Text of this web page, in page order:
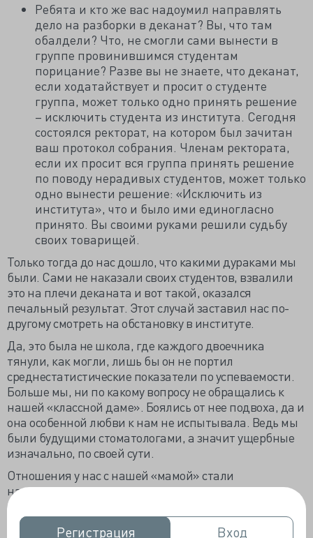
Регистрация
Регистрация Вход
Вход
Ребята и кто же вас надоумил направлять
дело на разборки в деканат? Вы, что там
обалдели? Что, не смогли сами вынести в
группе провинившимся студентам
порицание? Разве вы не знаете, что деканат,
если ходатайствует и просит о студенте
группа, может только одно принять решение
– исключить студента из института. Сегодня
состоялся ректорат, на котором был зачитан
ваш протокол собрания. Членам ректората,
если их просит вся группа принять решение
по поводу нерадивых студентов, может только
одно вынести решение: «Исключить из
института», что и было ими единогласно
принято. Вы своими руками решили судьбу
своих товарищей.
Только тогда до нас дошло, что какими дураками мы
были. Сами не наказали своих студентов, взвалили
это на плечи деканата и вот такой, оказался
печальный результат. Этот случай заставил нас по-
другому смотреть на обстановку в институте.
Да, это была не школа, где каждого двоечника
тянули, как могли, лишь бы он не портил
среднестатистические показатели по успеваемости.
Больше мы, ни по какому вопросу не обращались к
нашей «классной даме». Боялись от нее подвоха, да и
она особенной любви к нам не испытывала. Ведь мы
были будущими стоматологами, а значит ущербные
изначально, по своей сути.
Отношения у нас с нашей «мамой» стали
натянутыми, и она не слишком нас приветствовала,
что выражалось и в оценках на практических
занятиях и на результатах сессии.